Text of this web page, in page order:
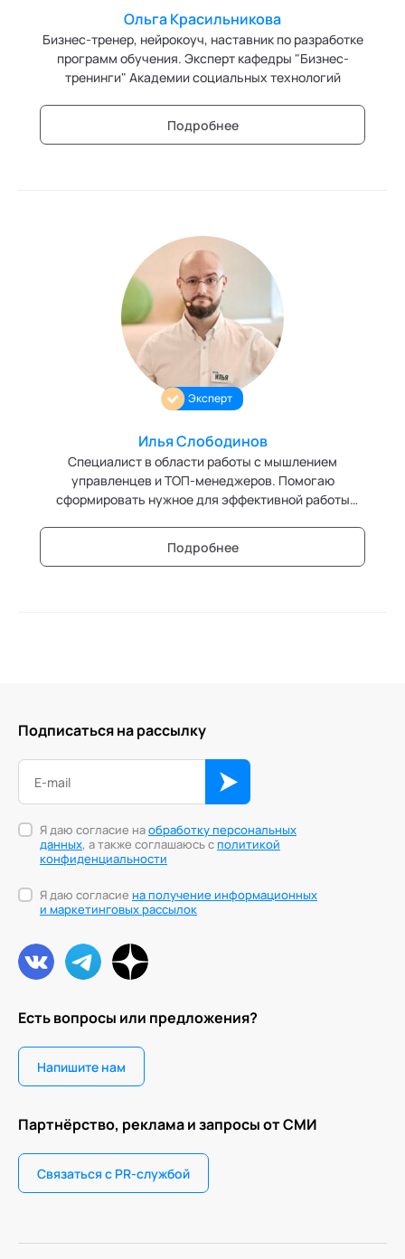
Ольга Красильникова
Бизнес-тренер, нейрокоуч, наставник по разработке
программ обучения. Эксперт кафедры "Бизнес-
тренинги" Академии социальных технологий
Подробнее
Эксперт
Илья Слободинов
Специалист в области работы с мышлением
управленцев и ТОП-менеджеров. Помогаю
сформировать нужное для эффективной работы
Подробнее
Есть вопросы или предложения?
Напишите нам
Партнёрство, реклама и запросы от СМИ
Связаться с PR-службой
Подписаться на рассылку
Я даю согласие наобработку персональных
данных, а также соглашаюсь сполитикой
конфиденциальности
Я даю согласие на получение информационных
и маркетинговых рассылок